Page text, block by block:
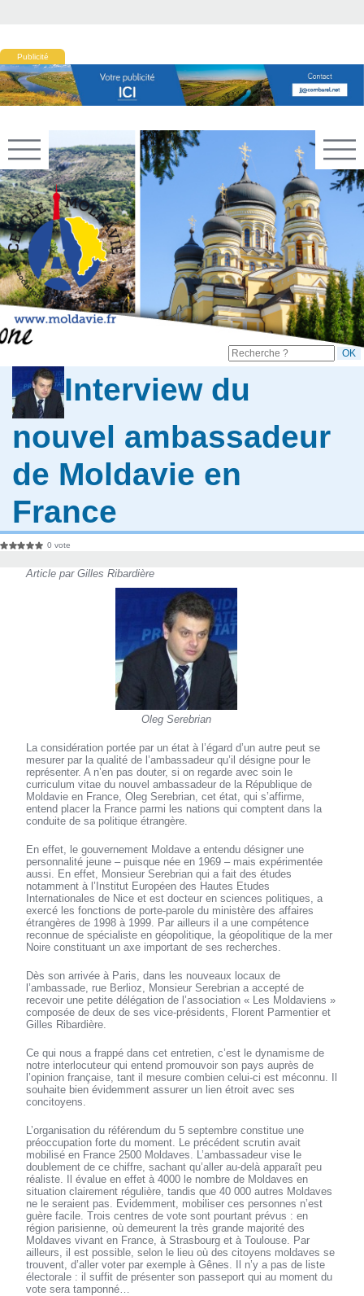
Publicité
Interview du
nouvel ambassadeur
de Moldavie en
France
0 vote
Article par Gilles Ribardière
Oleg Serebrian
La considération portée par un état à l’égard d’un autre peut se
mesurer par la qualité de l’ambassadeur qu’il désigne pour le
représenter. A n’en pas douter, si on regarde avec soin le
curriculum vitae du nouvel ambassadeur de la République de
Moldavie en France, Oleg Serebrian, cet état, qui s’affirme,
entend placer la France parmi les nations qui comptent dans la
conduite de sa politique étrangère.
En effet, le gouvernement Moldave a entendu désigner une
personnalité jeune – puisque née en 1969 – mais expérimentée
aussi. En effet, Monsieur Serebrian qui a fait des études
notamment à l’Institut Européen des Hautes Etudes
Internationales de Nice et est docteur en sciences politiques, a
exercé les fonctions de porte-parole du ministère des affaires
étrangères de 1998 à 1999. Par ailleurs il a une compétence
reconnue de spécialiste en géopolitique, la géopolitique de la mer
Noire constituant un axe important de ses recherches.
Dès son arrivée à Paris, dans les nouveaux locaux de
l’ambassade, rue Berlioz, Monsieur Serebrian a accepté de
recevoir une petite délégation de l’association « Les Moldaviens »
composée de deux de ses vice-présidents, Florent Parmentier et
Gilles Ribardière.
Ce qui nous a frappé dans cet entretien, c’est le dynamisme de
notre interlocuteur qui entend promouvoir son pays auprès de
l’opinion française, tant il mesure combien celui-ci est méconnu. Il
souhaite bien évidemment assurer un lien étroit avec ses
concitoyens.
L’organisation du référendum du 5 septembre constitue une
préoccupation forte du moment. Le précédent scrutin avait
mobilisé en France 2500 Moldaves. L’ambassadeur vise le
doublement de ce chiffre, sachant qu’aller au-delà apparaît peu
réaliste. Il évalue en effet à 4000 le nombre de Moldaves en
situation clairement régulière, tandis que 40 000 autres Moldaves
ne le seraient pas. Evidemment, mobiliser ces personnes n’est
guère facile. Trois centres de vote sont pourtant prévus : en
région parisienne, où demeurent la très grande majorité des
Moldaves vivant en France, à Strasbourg et à Toulouse. Par
ailleurs, il est possible, selon le lieu où des citoyens moldaves se
trouvent, d’aller voter par exemple à Gênes. Il n’y a pas de liste
électorale : il suffit de présenter son passeport qui au moment du
vote sera tamponné…